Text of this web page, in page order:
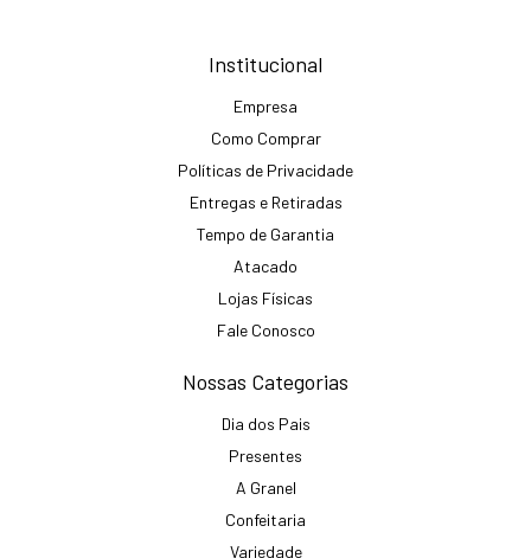
Institucional
Empresa
Como Comprar
Políticas de Privacidade
Entregas e Retiradas
Tempo de Garantia
Atacado
Lojas Físicas
Fale Conosco
Nossas Categorias
Dia dos Pais
Presentes
A Granel
Confeitaria
Variedade